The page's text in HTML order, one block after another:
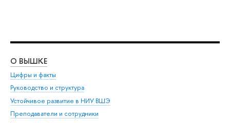
О ВЫШКЕ
Цифры и факты
Руководство и структура
Устойчивое развитие в НИУ ВШЭ
Преподаватели и сотрудники